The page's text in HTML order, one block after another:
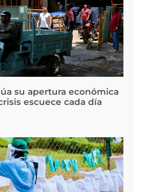
su apertura económica
escuece cada día